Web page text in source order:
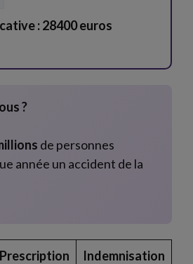
: 28400 euros
?
de personnes
année un accident de la
Prescription Indemnisation